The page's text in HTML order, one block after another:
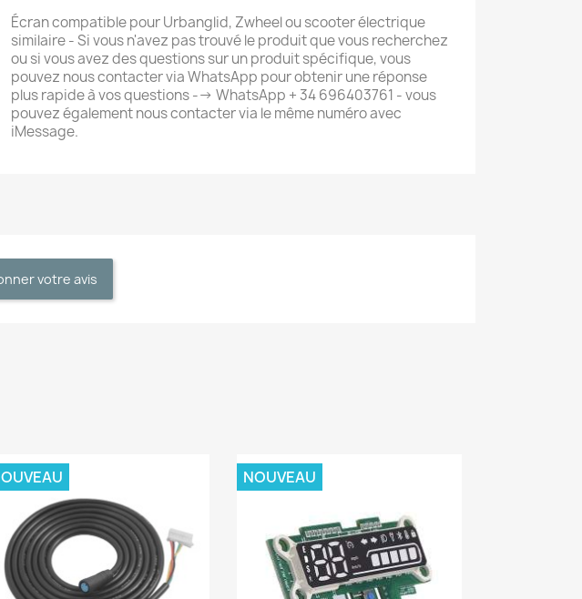
Écran compatible pour Urbanglid, Zwheel ou scooter électrique
similaire - Si vous n'avez pas trouvé le produit que vous recherchez
ou si vous avez des questions sur un produit spécifique, vous
pouvez nous contacter via WhatsApp pour obtenir une réponse
plus rapide à vos questions --> WhatsApp + 34 696403761 - vous
pouvez également nous contacter via le même numéro avec
iMessage.
votre avis
NOUVEAU